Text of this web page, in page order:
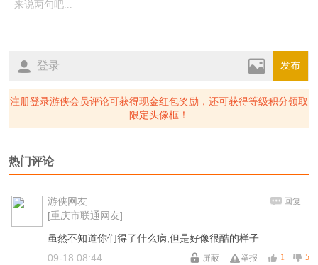
登录 发布
注册登录游侠会员评论可获得现金红包奖励，还可获得等级积分领取
限定头像框！
热门评论
游侠网友
[重庆市联通网友]
回复
虽然不知道你们得了什么病,但是好像很酷的样子
5
1
举报
屏蔽
09-18 08:44